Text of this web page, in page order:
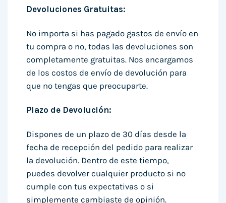
Devoluciones Gratuitas:
No importa si has pagado gastos de envío en
tu compra o no, todas las devoluciones son
completamente gratuitas. Nos encargamos
de los costos de envío de devolución para
que no tengas que preocuparte.
Plazo de Devolución:
Dispones de un plazo de 30 días desde la
fecha de recepción del pedido para realizar
la devolución. Dentro de este tiempo,
puedes devolver cualquier producto si no
cumple con tus expectativas o si
simplemente cambiaste de opinión.